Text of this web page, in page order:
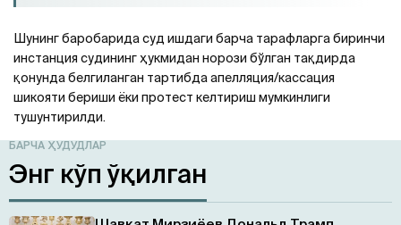
Шунинг баробарида суд ишдаги барча тарафларга биринчи
инстанция судининг ҳукмидан норози бўлган тақдирда
қонунда белгиланган тартибда апелляция/кассация
шикояти бериши ёки протест келтириш мумкинлиги
тушунтирилди.
БАРЧА ҲУДУДЛАР
Энг кўп ўқилган